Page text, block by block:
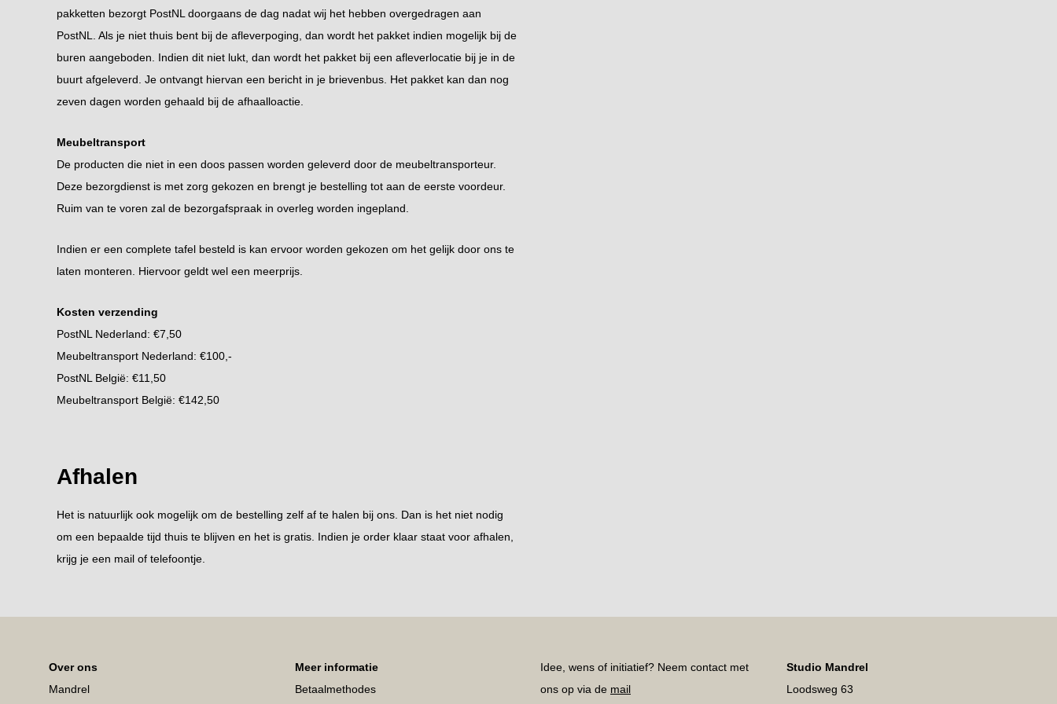
pakketten bezorgt PostNL doorgaans de dag nadat wij het hebben overgedragen aan
PostNL. Als je niet thuis bent bij de afleverpoging, dan wordt het pakket indien mogelijk bij de
buren aangeboden. Indien dit niet lukt, dan wordt het pakket bij een afleverlocatie bij je in de
buurt afgeleverd. Je ontvangt hiervan een bericht in je brievenbus. Het pakket kan dan nog
zeven dagen worden gehaald bij de afhaalloactie.
Meubeltransport
De producten die niet in een doos passen worden geleverd door de meubeltransporteur.
Deze bezorgdienst is met zorg gekozen en brengt je bestelling tot aan de eerste voordeur.
Ruim van te voren zal de bezorgafspraak in overleg worden ingepland.
Indien er een complete tafel besteld is kan ervoor worden gekozen om het gelijk door ons te
laten monteren. Hiervoor geldt wel een meerprijs.
Kosten verzending
PostNL Nederland: €7,50
Meubeltransport Nederland: €100,-
PostNL België: €11,50
Meubeltransport België: €142,50
Afhalen
Het is natuurlijk ook mogelijk om de bestelling zelf af te halen bij ons. Dan is het niet nodig
om een bepaalde tijd thuis te blijven en het is gratis. Indien je order klaar staat voor afhalen,
krijg je een mail of telefoontje.
Over ons
Mandrel
Meer informatie
Betaalmethodes
Idee, wens of initiatief? Neem contact met
ons op via de mail
Studio Mandrel
Loodsweg 63